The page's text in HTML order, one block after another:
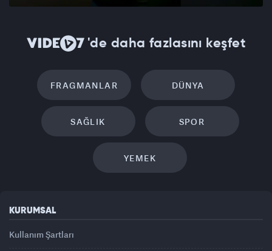
'de daha fazlasını keşfet
FRAGMANLAR DÜNYA
SAĞLIK SPOR
YEMEK
KURUMSAL
Kullanım Şartları